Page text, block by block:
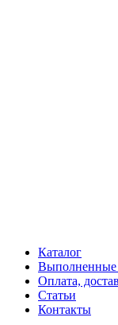
Каталог
Выполненные
Оплата,
Статьи
Контакты